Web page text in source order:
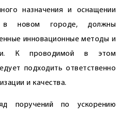
назначения и оснащении
в новом городе, должны
инновационные методы и
К проводимой в этом
подходить ответственно
и качества.
поручений по ускорению